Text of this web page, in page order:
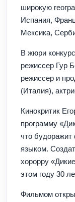
широкую
Испания,
Мексика,
В жюри
режиссер Гур
режиссер и
(Италия),
Кинокритик
программу
что
языком.
хорорру
этом году 30
Фильмом